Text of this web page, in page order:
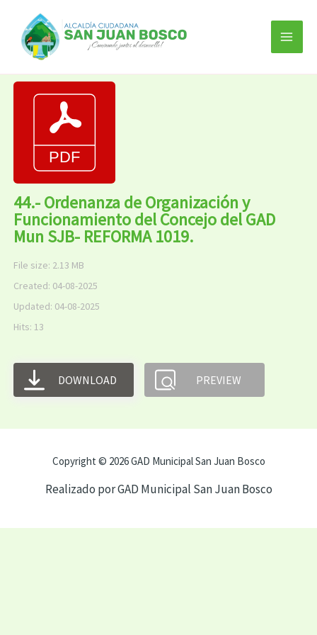
contenido
44.- Ordenanza de Organización y
Funcionamiento del Concejo del GAD
Mun SJB- REFORMA 1019.
File size: 2.13 MB
Created: 04-08-2025
Updated: 04-08-2025
Hits: 13
DOWNLOAD PREVIEW
Copyright © 2026 GAD Municipal San Juan Bosco
Realizado por GAD Municipal San Juan Bosco